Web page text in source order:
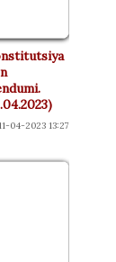
04-2023 13:27